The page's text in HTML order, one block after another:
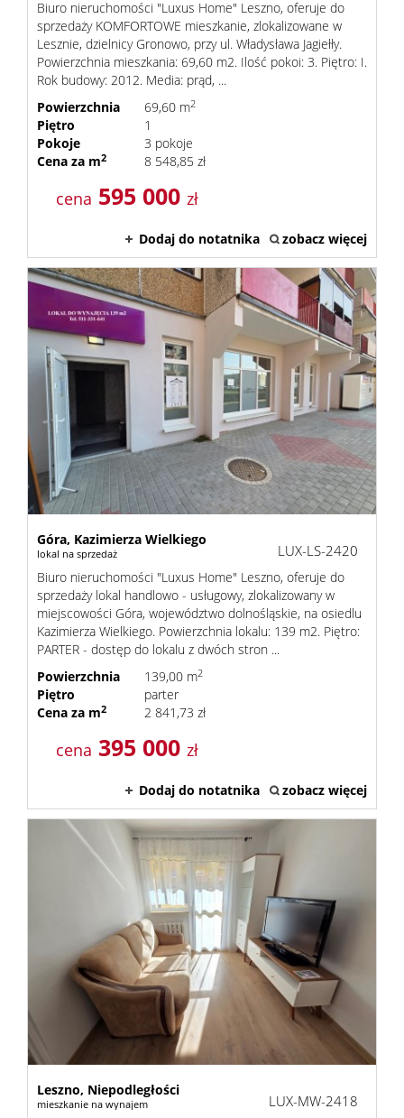
Biuro nieruchomości "Luxus Home" Leszno, oferuje do
sprzedaży KOMFORTOWE mieszkanie, zlokalizowane w
Lesznie, dzielnicy Gronowo, przy ul. Władysława Jagiełły.
Powierzchnia mieszkania: 69,60 m2. Ilość pokoi: 3. Piętro: I.
Rok budowy: 2012. Media: prąd, ...
Powierzchnia
69,60 m2
Piętro
1
Pokoje
3 pokoje
Cena za m2 8 548,85 zł
cena 595 000 zł
Dodaj do notatnika zobacz więcej
Góra, Kazimierza Wielkiego
lokal na sprzedaż LUX-LS-2420
Biuro nieruchomości "Luxus Home" Leszno, oferuje do
sprzedaży lokal handlowo - usługowy, zlokalizowany w
miejscowości Góra, województwo dolnośląskie, na osiedlu
Kazimierza Wielkiego. Powierzchnia lokalu: 139 m2. Piętro:
PARTER - dostęp do lokalu z dwóch stron ...
Powierzchnia
139,00 m2
Piętro
parter
Cena za m2 2 841,73 zł
cena 395 000 zł
Dodaj do notatnika zobacz więcej
Leszno, Niepodległości
mieszkanie na wynajem LUX-MW-2418